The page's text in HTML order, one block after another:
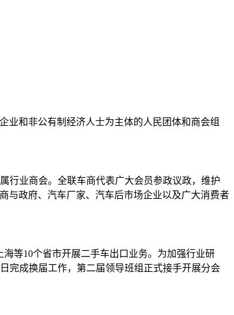
业和非公有制经济人士为主体的人民团体和商会组
行业商会。全联车商代表广大会员参政议政，维护
与政府、汽车厂家、汽车后市场企业以及广大消费者
等10个省市开展二手车出口业务。为加强行业研
完成换届工作，第二届领导班组正式接手开展分会